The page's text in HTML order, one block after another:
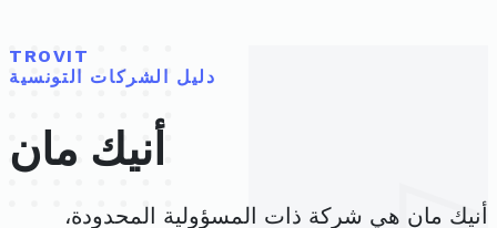
TROVIT
دليل الشركات التونسية
أنيك مان
أنيك مان هي شركة ذات المسؤولية المحدودة،